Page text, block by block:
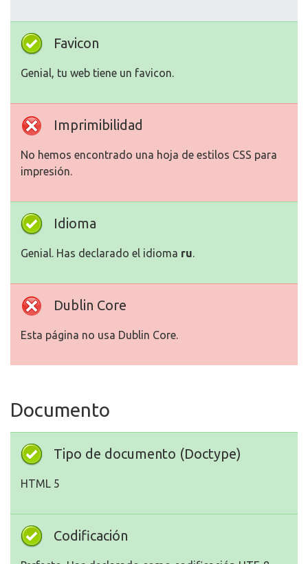
Favicon
Genial, tu web tiene un favicon.
Imprimibilidad
No hemos encontrado una hoja de estilos CSS para
impresión.
Idioma
Genial. Has declarado el idioma ru.
Dublin Core
Esta página no usa Dublin Core.
Documento
Tipo de documento (Doctype)
HTML 5
Codificación